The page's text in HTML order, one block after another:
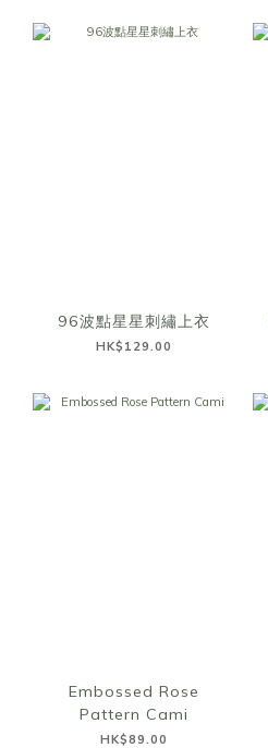
96波點星星刺繡上衣
HK$129.00
Embossed Rose
Pattern Cami
HK$89.00